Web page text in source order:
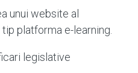
unui website al
platforma e-learning.
legislative